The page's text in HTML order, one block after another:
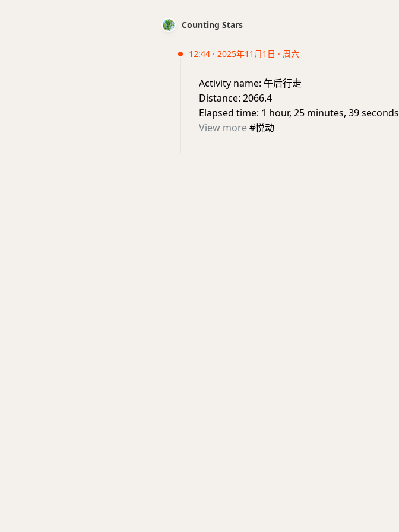
Counting Stars
12:44 · 2025年11月1日 · 周六
Activity name: 午后行走
Distance: 2066.4
Elapsed time: 1 hour, 25 minutes, 39 seconds
View more#悦动